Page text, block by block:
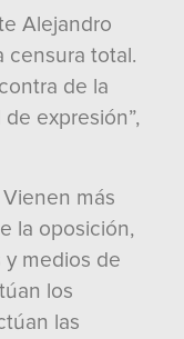
Alejandro
censura total.
de la
expresión”,
más
la oposición,
medios de
los
las